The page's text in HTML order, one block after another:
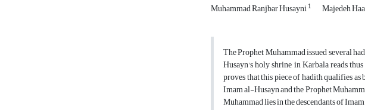
Muhammad Ranjbar Husayni1 Majedeh
The Prophet Muhammad issued several
Husayn's holy shrine in Karbala reads
proves that this piece of hadith qualifies
Imam al-Husayn and the Prophet
Muhammad lies in the descendants of